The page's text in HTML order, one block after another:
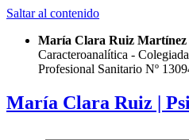
Saltar al contenido
María Clara Ruiz Martínez
Caracteroanalítica -
Profesional Sanitario Nº
María Clara Ruiz |